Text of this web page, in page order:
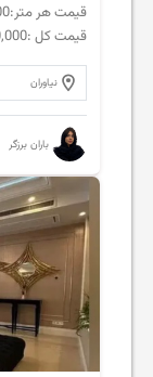
قیمت هر متر:
قیمت کل :
نیاوران
باران برزگر